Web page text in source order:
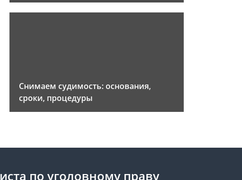
Снимаем судимость: основания,
сроки, процедуры
по уголовному праву